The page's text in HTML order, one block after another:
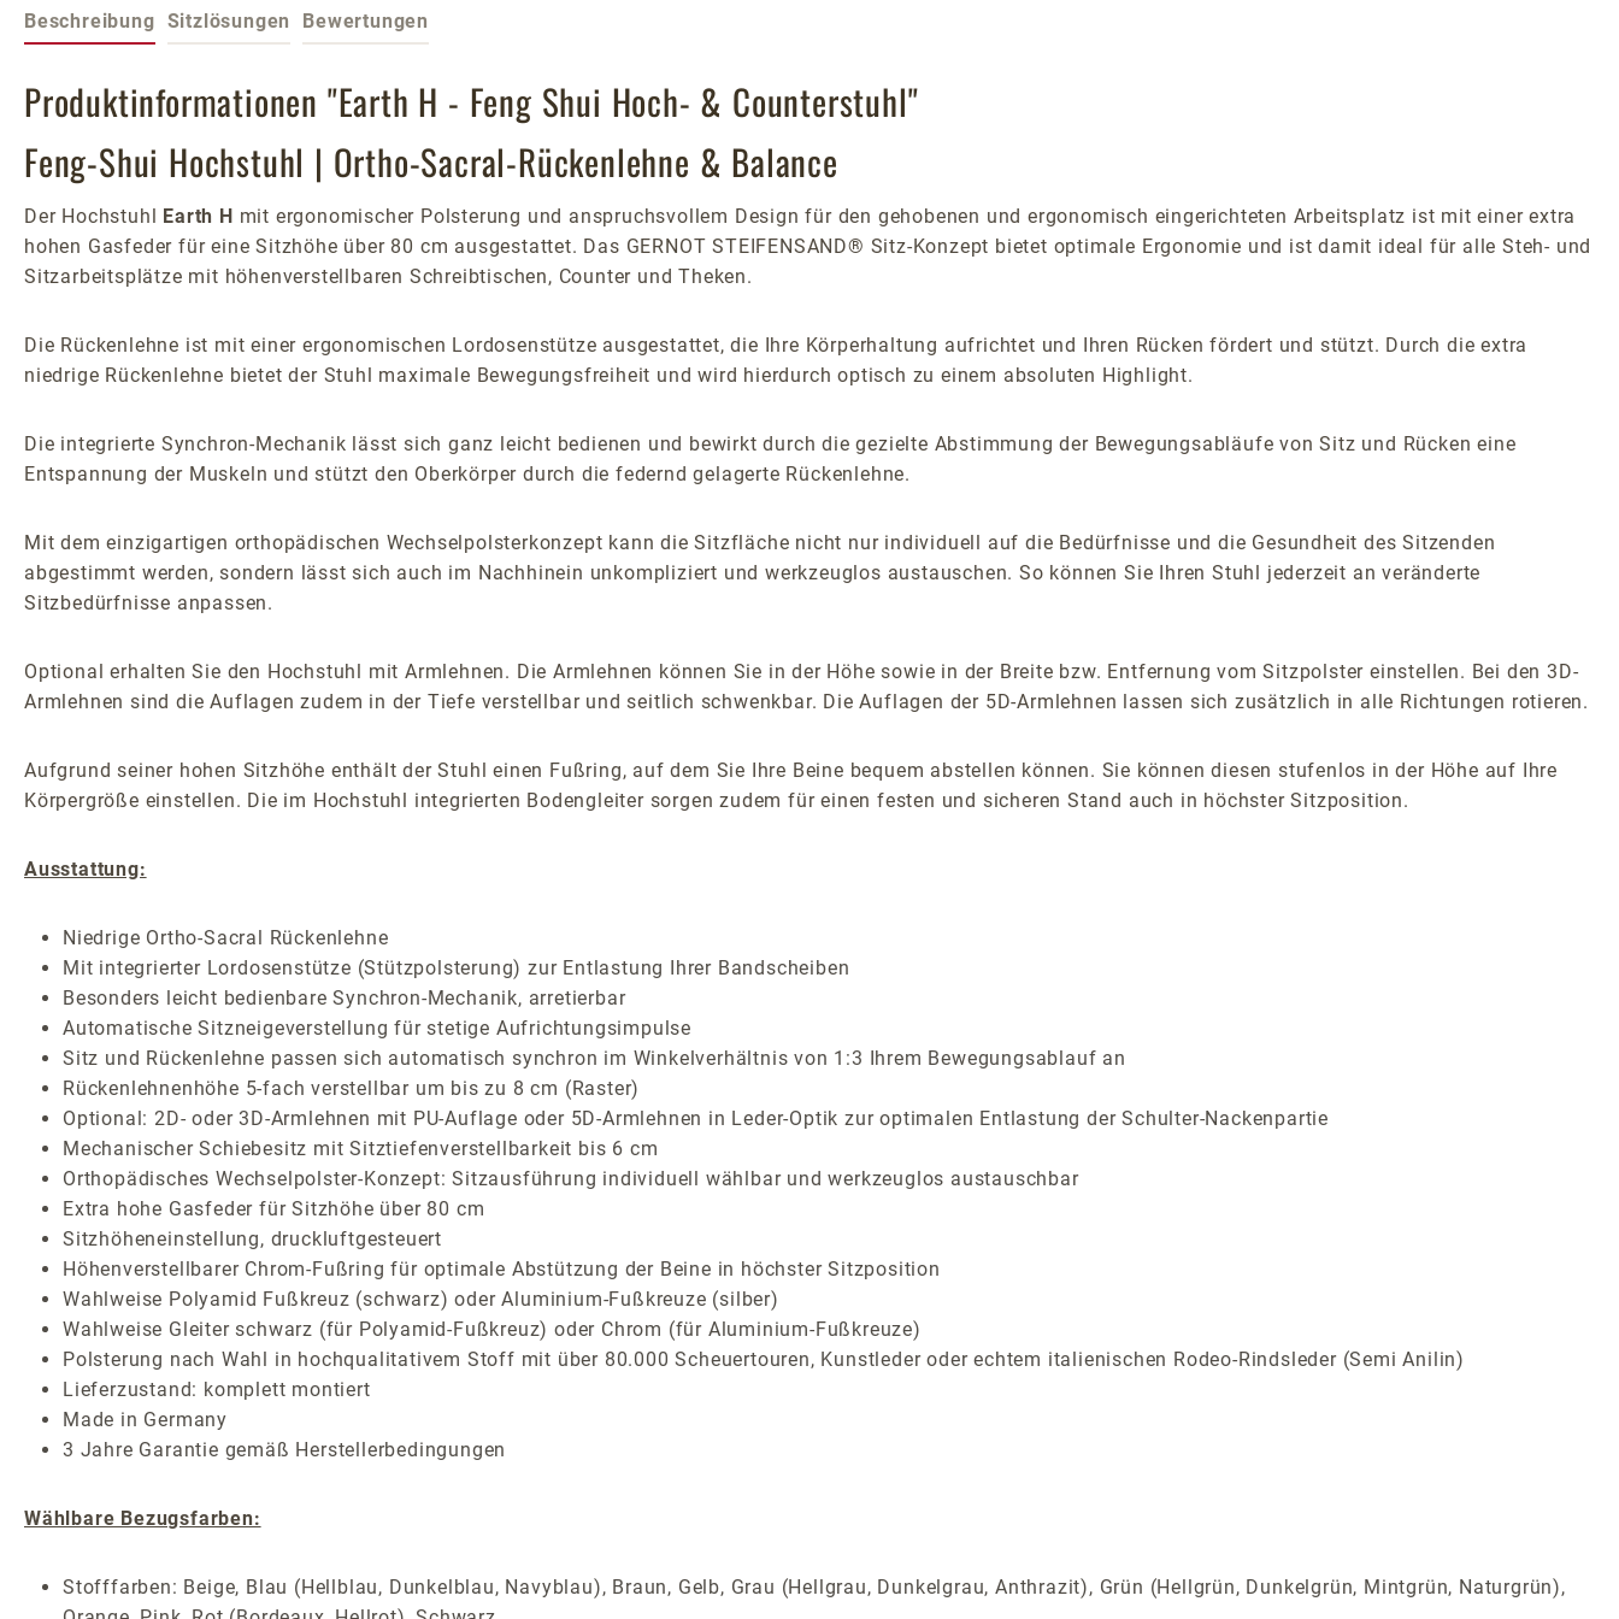
Beschreibung Sitzlösungen Bewertungen
Produktinformationen "Earth H - Feng Shui Hoch- & Counterstuhl"
Feng-Shui Hochstuhl | Ortho-Sacral-Rückenlehne & Balance
Der Hochstuhl Earth H mit ergonomischer Polsterung und anspruchsvollem Design für den gehobenen und ergonomisch eingerichteten Arbeitsplatz ist mit einer extra
hohen Gasfeder für eine Sitzhöhe über 80 cm ausgestattet. Das GERNOT STEIFENSAND® Sitz-Konzept bietet optimale Ergonomie und ist damit ideal für alle Steh- und
Sitzarbeitsplätze mit höhenverstellbaren Schreibtischen, Counter und Theken.
Die Rückenlehne ist mit einer ergonomischen Lordosenstütze ausgestattet, die Ihre Körperhaltung aufrichtet und Ihren Rücken fördert und stützt. Durch die extra
niedrige Rückenlehne bietet der Stuhl maximale Bewegungsfreiheit und wird hierdurch optisch zu einem absoluten Highlight.
Die integrierte Synchron-Mechanik lässt sich ganz leicht bedienen und bewirkt durch die gezielte Abstimmung der Bewegungsabläufe von Sitz und Rücken eine
Entspannung der Muskeln und stützt den Oberkörper durch die federnd gelagerte Rückenlehne.
Mit dem einzigartigen orthopädischen Wechselpolsterkonzept kann die Sitzfläche nicht nur individuell auf die Bedürfnisse und die Gesundheit des Sitzenden
abgestimmt werden, sondern lässt sich auch im Nachhinein unkompliziert und werkzeuglos austauschen. So können Sie Ihren Stuhl jederzeit an veränderte
Sitzbedürfnisse anpassen.
Optional erhalten Sie den Hochstuhl mit Armlehnen. Die Armlehnen können Sie in der Höhe sowie in der Breite bzw. Entfernung vom Sitzpolster einstellen. Bei den 3D-
Armlehnen sind die Auflagen zudem in der Tiefe verstellbar und seitlich schwenkbar. Die Auflagen der 5D-Armlehnen lassen sich zusätzlich in alle Richtungen rotieren.
Aufgrund seiner hohen Sitzhöhe enthält der Stuhl einen Fußring, auf dem Sie Ihre Beine bequem abstellen können. Sie können diesen stufenlos in der Höhe auf Ihre
Körpergröße einstellen. Die im Hochstuhl integrierten Bodengleiter sorgen zudem für einen festen und sicheren Stand auch in höchster Sitzposition.
Ausstattung:
Niedrige Ortho-Sacral Rückenlehne
Mit integrierter Lordosenstütze (Stützpolsterung) zur Entlastung Ihrer Bandscheiben
Besonders leicht bedienbare Synchron-Mechanik, arretierbar
Automatische Sitzneigeverstellung für stetige Aufrichtungsimpulse
Sitz und Rückenlehne passen sich automatisch synchron im Winkelverhältnis von 1:3 Ihrem Bewegungsablauf an
Rückenlehnenhöhe 5-fach verstellbar um bis zu 8 cm (Raster)
Optional: 2D- oder 3D-Armlehnen mit PU-Auflage oder 5D-Armlehnen in Leder-Optik zur optimalen Entlastung der Schulter-Nackenpartie
Mechanischer Schiebesitz mit Sitztiefenverstellbarkeit bis 6 cm
Orthopädisches Wechselpolster-Konzept: Sitzausführung individuell wählbar und werkzeuglos austauschbar
Extra hohe Gasfeder für Sitzhöhe über 80 cm
Sitzhöheneinstellung, druckluftgesteuert
Höhenverstellbarer Chrom-Fußring für optimale Abstützung der Beine in höchster Sitzposition
Wahlweise Polyamid Fußkreuz (schwarz) oder Aluminium-Fußkreuze (silber)
Wahlweise Gleiter schwarz (für Polyamid-Fußkreuz) oder Chrom (für Aluminium-Fußkreuze)
Polsterung nach Wahl in hochqualitativem Stoff mit über 80.000 Scheuertouren, Kunstleder oder echtem italienischen Rodeo-Rindsleder (Semi Anilin)
Lieferzustand: komplett montiert
Made in Germany
3 Jahre Garantie gemäß Herstellerbedingungen
Wählbare Bezugsfarben:
Stofffarben: Beige, Blau (Hellblau, Dunkelblau, Navyblau), Braun, Gelb, Grau (Hellgrau, Dunkelgrau, Anthrazit), Grün (Hellgrün, Dunkelgrün, Mintgrün, Naturgrün),